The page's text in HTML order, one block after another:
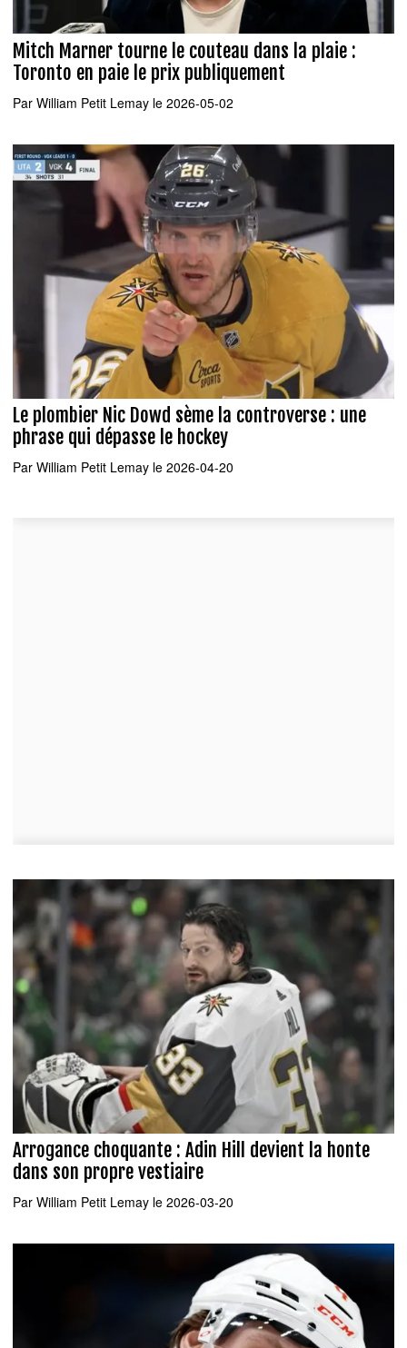
Mitch Marner tourne le couteau dans la plaie :
Toronto en paie le prix publiquement
Par William Petit Lemay le 2026-05-02
Le plombier Nic Dowd sème la controverse : une
phrase qui dépasse le hockey
Par William Petit Lemay le 2026-04-20
Arrogance choquante : Adin Hill devient la honte
dans son propre vestiaire
Par William Petit Lemay le 2026-03-20